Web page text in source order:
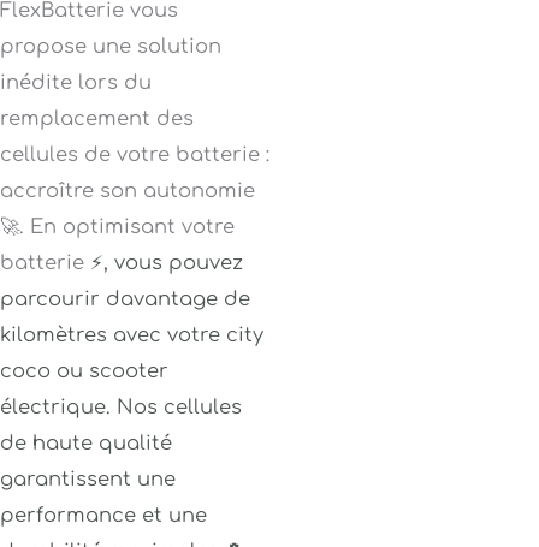
FlexBatterie vous
propose une solution
inédite lors du
remplacement des
cellules de votre batterie :
accroître son autonomie
🚀. En optimisant votre
batterie ⚡, vous pouvez
parcourir davantage de
kilomètres avec votre city
coco ou scooter
électrique. Nos cellules
de haute qualité
garantissent une
performance et une